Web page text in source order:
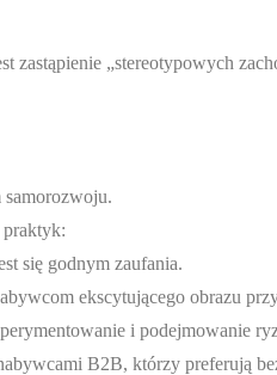
zastąpienie „stereotypowych
się godnym zaufania.
ekscytującego obrazu
i podejmowanie
B2B, którzy preferują